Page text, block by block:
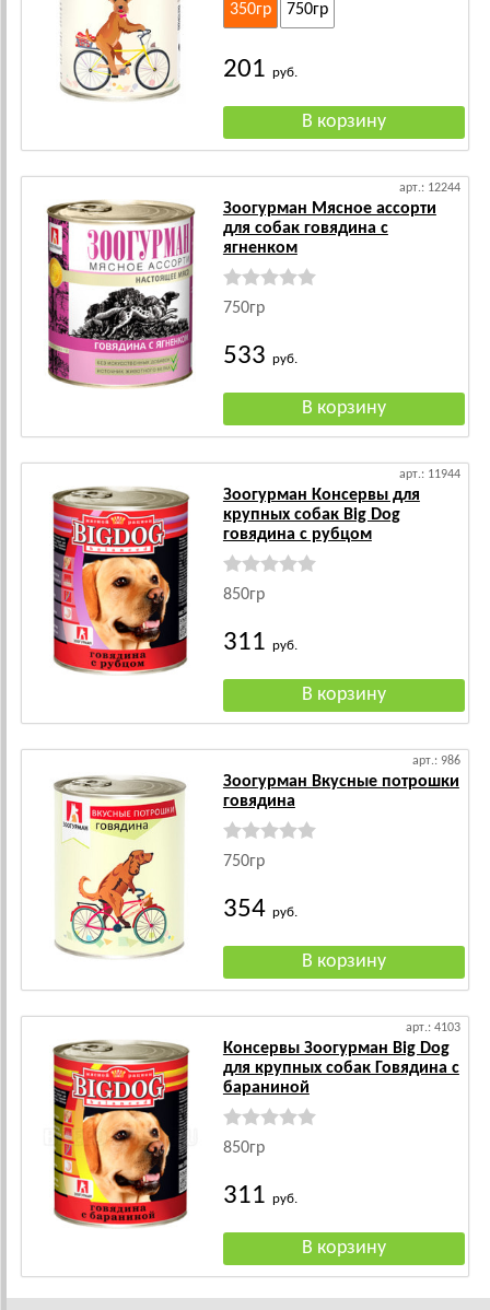
350гр 750гр
201 руб.
арт.: 12244
Зоогурман Мясное ассорти
для собак говядина с
ягненком
750гр
533 руб.
арт.: 11944
Зоогурман Консервы для
крупных собак Big Dog
говядина с рубцом
850гр
311 руб.
арт.: 986
Зоогурман Вкусные потрошки
говядина
750гр
354 руб.
арт.: 4103
Консервы Зоогурман Big Dog
для крупных собак Говядина с
бараниной
850гр
311 руб.